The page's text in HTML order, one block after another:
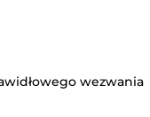
wezwania